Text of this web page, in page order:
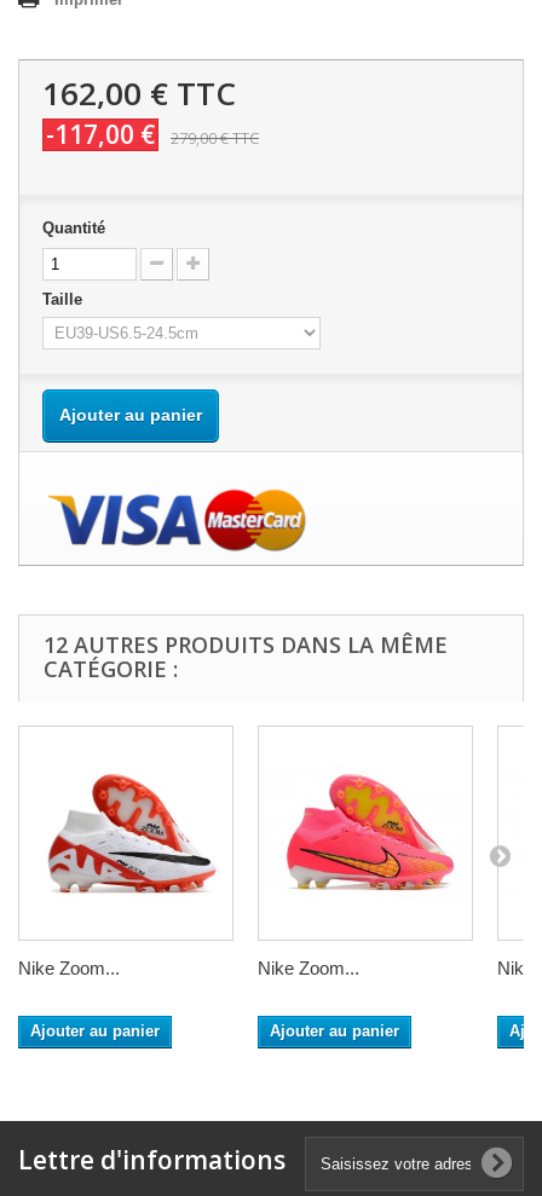
162,00 € TTC
-117,00 € 279,00 €TTC
Quantité
Taille
Ajouter au panier
12 AUTRES PRODUITS DANS LA MÊME
CATÉGORIE :
Nike Zoom...
Ajouter au panier
Nike Zoom...
Ajouter au panier
Nike
Lettre d'informations